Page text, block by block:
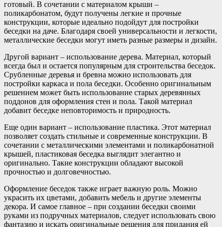
готовый. В сочетании с материалом крыши –
поликарбонатом, будут получены легкие и прочные
конструкции, которые идеально подойдут для постройки
беседки на даче. Благодаря своей универсальности и легкости,
металлические беседки могут иметь разные размеры и дизайн.
Другой вариант – использование дерева. Материал, который
всегда был и остается популярным для строительства беседок.
Срубленные деревья и бревна можно использовать для
постройки каркаса и пола беседки. Особенно оригинальным
решением может быть использование старых деревянных
поддонов для оформления стен и пола. Такой материал
добавит беседке неповторимость и природность.
Еще один вариант – использование пластика. Этот материал
позволяет создать стильные и современные конструкции. В
сочетании с металлическими элементами и поликарбонатной
крышей, пластиковая беседка выглядит элегантно и
оригинально. Такие конструкции обладают высокой
прочностью и долговечностью.
Оформление беседок также играет важную роль. Можно
украсить их цветами, добавить мебель и другие элементы
декора. И самое главное – при создании беседки своими
руками из подручных материалов, следует использовать свою
фантазию и искать оригинальные решения для придания ей